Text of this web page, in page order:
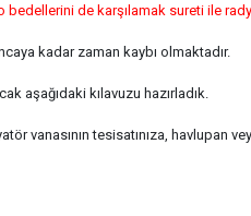
de karşılamak sureti ile
kadar zaman kaybı olmaktadır.
aşağıdaki kılavuzu hazırladık.
tesisatınıza, havlupan